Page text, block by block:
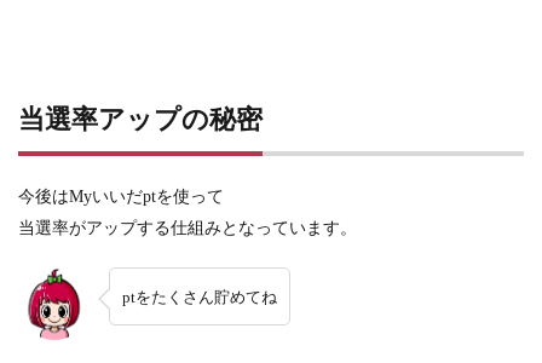
当選率アップの秘密
今後はMyいいだptを使って
当選率がアップする仕組みとなっています。
ptをたくさん貯めてね